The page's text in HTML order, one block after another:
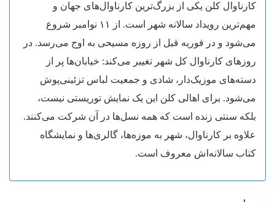
کارناوال کلن یکی از بزرگ‌ترین کارناوال‌های جهان و
مهم‌ترین رویداد سالانه شهر است. از ۱۱ نوامبر شروع
می‌شود و در فوریه قبل از روزه مسیحی به اوج می‌رسد. در
روزهای کارناوال کل شهر تغییر می‌کند: خیابان‌ها پر از
دسته‌های موزیک‌دار، شادی و جمعیت لباس تزئینی‌پوش
می‌شود. برای اهالی کلن این یک نمایش توریستی نیست،
بلکه سنتی زنده است که همه نسل‌ها در آن شرکت می‌کنند.
علاوه بر کارناوال، شهر به موزه‌ها، گالری‌ها و نمایشگاه
کتاب سالانه‌اش معروف است.